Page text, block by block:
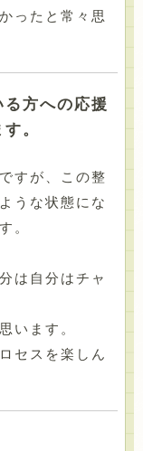
ったと常々思
る方への応援
。
すが、この整
うな状態にな
。
は自分はチャ
います。
セスを楽しん